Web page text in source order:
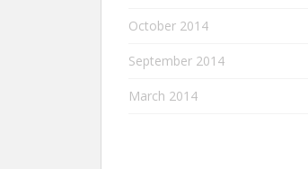
October 2014
September 2014
March 2014